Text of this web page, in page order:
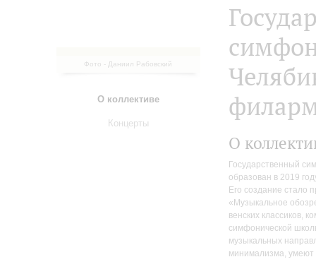
Фото - Даниил Рабовский
О коллективе
Концерты
О
Государственный
образован в 2019
Его создание стало
«Музыкальное
венских классиков,
симфонической
музыкальных
минимализма, умеют